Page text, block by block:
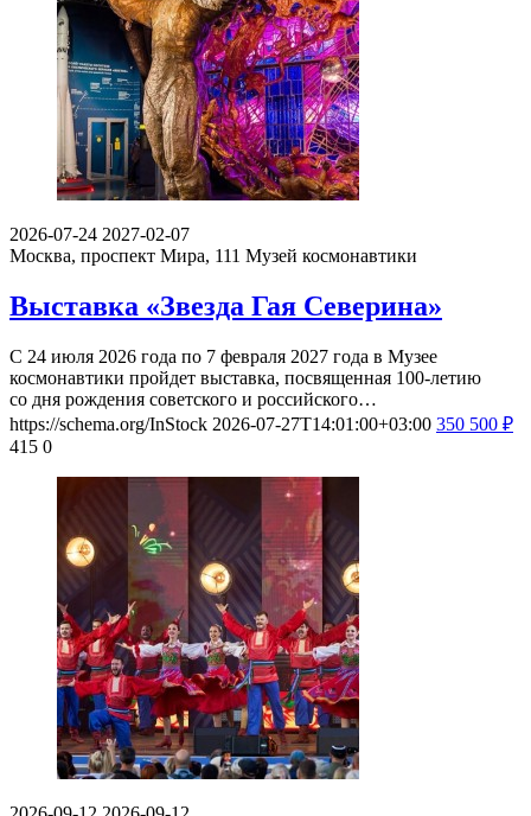
2026-07-24 2027-02-07
Москва, проспект Мира, 111 Музей космонавтики
Выставка «Звезда Гая Северина»
С 24 июля 2026 года по 7 февраля 2027 года в Музее
космонавтики пройдет выставка, посвященная 100-летию
со дня рождения советского и российского…
https://schema.org/InStock 2026-07-27T14:01:00+03:00 350 500 ₽
415 0